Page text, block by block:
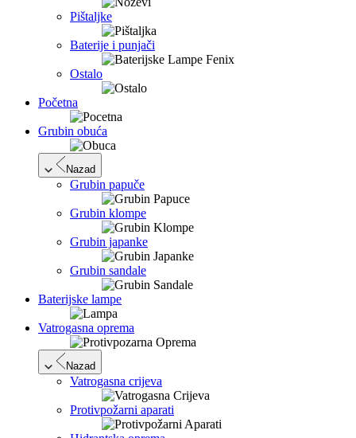
Pištaljke
Baterije i punjači
Ostalo
Početna
Grubin obuća
Nazad
Grubin papuče
Grubin klompe
Grubin japanke
Grubin sandale
Baterijske lampe
Vatrogasna oprema
Nazad
Vatrogasna crijeva
Protivpožarni aparati